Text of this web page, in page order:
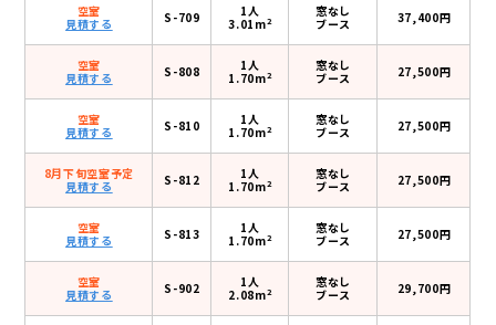
空室
見積する
S-709
1人
3.01m2
窓なし
ブース
37,400円
空室
見積する
S-808
1人
1.70m2
窓なし
ブース
27,500円
空室
見積する
S-810
1人
1.70m2
窓なし
ブース
27,500円
8月下旬空室予定
見積する
S-812
1人
1.70m2
窓なし
ブース
27,500円
空室
見積する
S-813
1人
1.70m2
窓なし
ブース
27,500円
空室
見積する
S-902
1人
2.08m2
窓なし
ブース
29,700円